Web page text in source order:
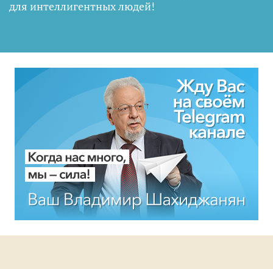
для интеллигентных людей!